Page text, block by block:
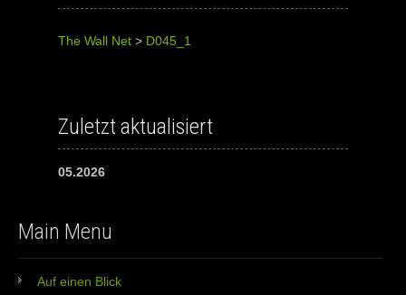
The Wall Net > D045_1
Zuletzt aktualisiert
05.2026
Main Menu
Auf einen Blick